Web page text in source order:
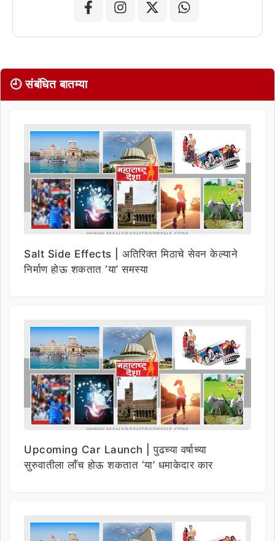
🕘 संबंधित बातम्या
Salt Side Effects | अतिरिक्त मिठाचे सेवन केल्याने
निर्माण होऊ शकतात ‘या’ समस्या
Upcoming Car Launch | पुढच्या वर्षाच्या
सुरुवातीला लाँच होऊ शकतात ‘या’ धमाकेदार कार